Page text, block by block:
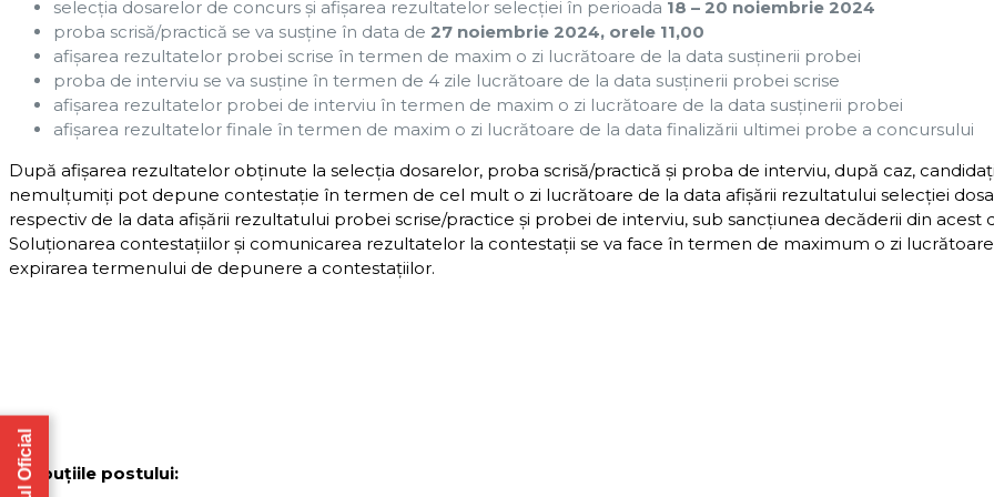
selecţia dosarelor de concurs şi afişarea rezultatelor selecţiei în perioada 18 – 20 noiembrie 2024
proba scrisă/practică se va susţine în data de 27 noiembrie 2024, orele 11,00
afişarea rezultatelor probei scrise în termen de maxim o zi lucrătoare de la data susţinerii probei
proba de interviu se va susţine în termen de 4 zile lucrătoare de la data susținerii probei scrise
afişarea rezultatelor probei de interviu în termen de maxim o zi lucrătoare de la data susţinerii probei
afişarea rezultatelor finale în termen de maxim o zi lucrătoare de la data finalizării ultimei probe a concursului
După afişarea rezultatelor obţinute la selecţia dosarelor, proba scrisă/practică şi proba de interviu, după caz,
nemulţumiţi pot depune contestaţie în termen de cel mult o zi lucrătoare de la data afişării rezultatului selecţiei
respectiv de la data afişării rezultatului probei scrise/practice şi probei de interviu, sub sancţiunea decăderii din acest
Soluţionarea contestaţiilor şi comunicarea rezultatelor la contestaţii se va face în termen de maximum o zi
expirarea termenului de depunere a contestaţiilor.
Atribuțiile postului: